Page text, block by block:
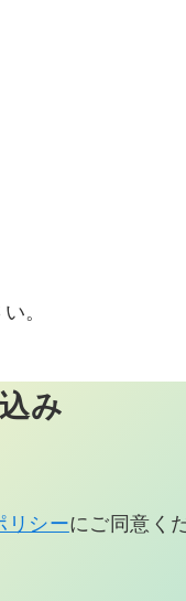
。
み
リシーにご同意く